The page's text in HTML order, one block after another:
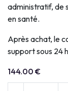
administratif, de
en santé.
Après achat, le
support sous 24
144.00 €